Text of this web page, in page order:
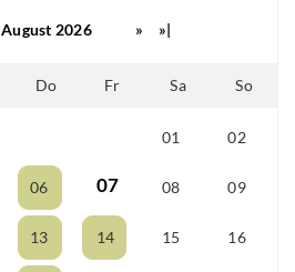
August 2026 » »|
Do Fr Sa So
01 02
06 07 08 09
13 14 15 16